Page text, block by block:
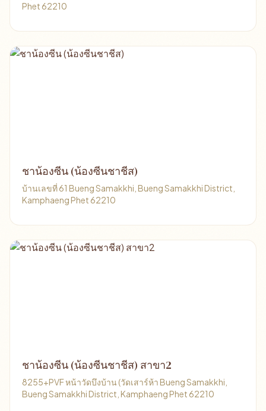
Phet 62210
ชาน้องซีน (น้องซีนชาชีส)
บ้านเลขที่ 61 Bueng Samakkhi, Bueng Samakkhi District,
Kamphaeng Phet 62210
ชาน้องซีน (น้องซีนชาชีส) สาขา2
8255+PVF หน้าวัดบึงบ้าน (วัดเสาร์ห้า Bueng Samakkhi,
Bueng Samakkhi District, Kamphaeng Phet 62210